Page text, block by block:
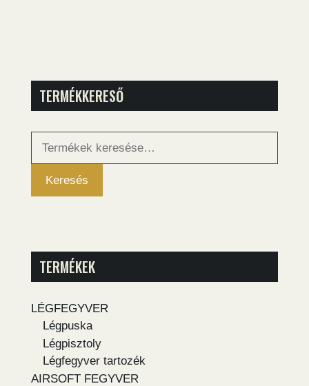
TERMÉKKERESŐ
Keresés
Keresés
TERMÉKEK
LÉGFEGYVER
Légpuska
Légpisztoly
Légfegyver tartozék
AIRSOFT FEGYVER